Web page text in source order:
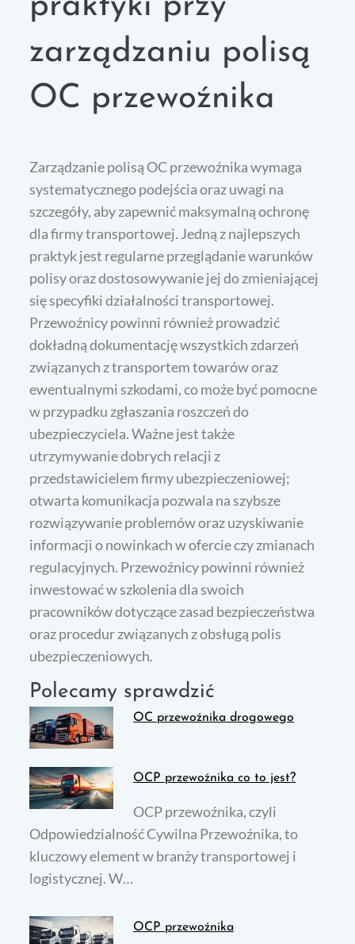
praktyki przy
zarządzaniu polisą
OC przewoźnika
Zarządzanie polisą OC przewoźnika wymaga
systematycznego podejścia oraz uwagi na
szczegóły, aby zapewnić maksymalną ochronę
dla firmy transportowej. Jedną z najlepszych
praktyk jest regularne przeglądanie warunków
polisy oraz dostosowywanie jej do zmieniającej
się specyfiki działalności transportowej.
Przewoźnicy powinni również prowadzić
dokładną dokumentację wszystkich zdarzeń
związanych z transportem towarów oraz
ewentualnymi szkodami, co może być pomocne
w przypadku zgłaszania roszczeń do
ubezpieczyciela. Ważne jest także
utrzymywanie dobrych relacji z
przedstawicielem firmy ubezpieczeniowej;
otwarta komunikacja pozwala na szybsze
rozwiązywanie problemów oraz uzyskiwanie
informacji o nowinkach w ofercie czy zmianach
regulacyjnych. Przewoźnicy powinni również
inwestować w szkolenia dla swoich
pracowników dotyczące zasad bezpieczeństwa
oraz procedur związanych z obsługą polis
ubezpieczeniowych.
Polecamy sprawdzić
OC przewoźnika drogowego
OCP przewoźnika co to jest?
OCP przewoźnika, czyli
Odpowiedzialność Cywilna Przewoźnika, to
kluczowy element w branży transportowej i
logistycznej. W…
OCP przewoźnika